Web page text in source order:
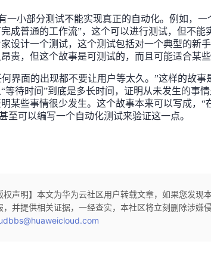
一小部分测试不能实现真正的自动化。例如，
成普通的工作流”，这个可以进行测试，但不
家设计一个测试，这个测试包括对一个典型的新
贵，但这个故事是可测试的，而且可能适合某些
何界面的出现都不要让用户等太久。”这样的故
等待时间”到底是多长时间，证明从未发生的事
某些事情很少发生。这个故事本来可以写成，“
至可以编写一个自动化测试来验证这一点。
权声明】本文为华为云社区用户转载文章，如果您发
，并提供相关证据，一经查实，本社区将立刻删除涉嫌